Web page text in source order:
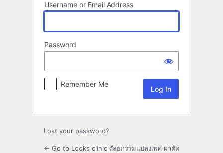
Username or Email Address
Password
Remember Me
Lost your password?
← Go to Looks clinic ศัลยกรรมแปลงเพศ ผ่าตัด